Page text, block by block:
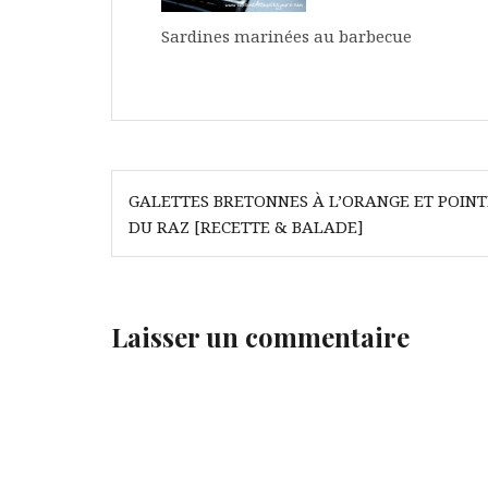
Sardines marinées au barbecue
Navigation
de
l’article
GALETTES BRETONNES À L’ORANGE ET
DU RAZ [RECETTE & BALADE]
Laisser un commentaire